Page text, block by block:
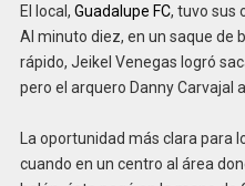
El local, Guadalupe FC, tuvo sus
Al minuto diez, en un saque de
rápido, Jeikel Venegas logró
pero el arquero Danny Carvajal
La oportunidad más clara para
cuando en un centro al área